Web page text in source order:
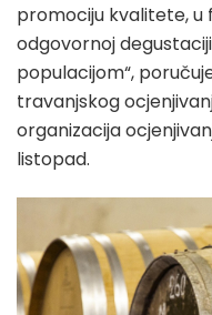
promociju kvalitete, u
odgovornoj
populacijom“,
travanjskog
organizacija
listopad.